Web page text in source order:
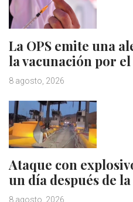
La OPS emite una
la vacunación por
8 agosto, 2026
Ataque con
un día después de
8 agosto, 2026